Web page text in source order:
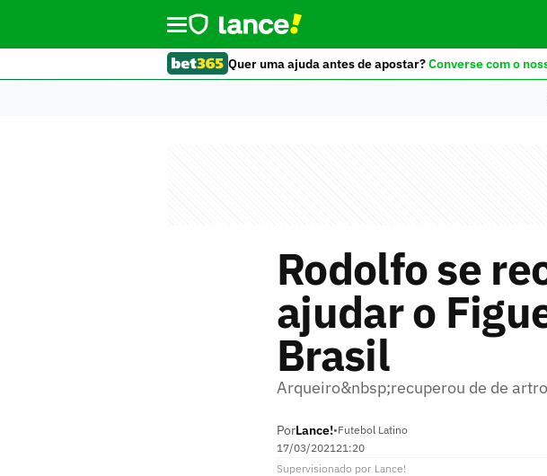
Quer uma ajuda antes de apostar?Converse com o
Rodolfo se
ajudar o
Brasil
Arqueiro&nbsp;recuperou de de
PorLance!•Futebol Latino
17/03/202121:20
Supervisionado por Lance!